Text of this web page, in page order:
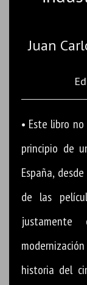
Juan
• Este libro
principio de
España,
de las
historia del